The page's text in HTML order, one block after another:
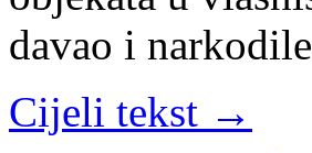
davao i
Cijeli tekst →